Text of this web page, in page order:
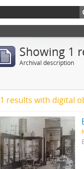
Showing 1
Archival description
1 results with digital